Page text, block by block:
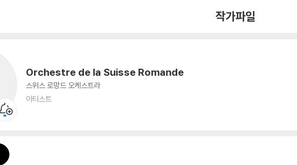
작가파일
Orchestre de la Suisse Romande
스위스 로망드 오케스트라
아티스트